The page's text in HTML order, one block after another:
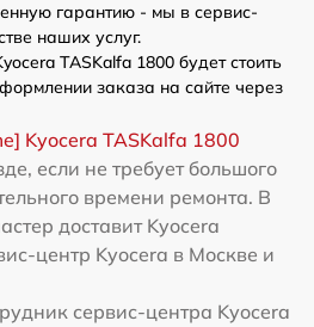
гарантию - мы в сервис-
наших услуг.
TASKalfa 1800 будет стоить
заказа на сайте через
Kyocera TASKalfa 1800
если не требует большого
времени ремонта. В
доставит Kyocera
центр Kyocera в Москве и
сервис-центра Kyocera